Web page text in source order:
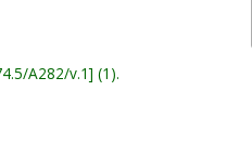
A282/v.1 (1).